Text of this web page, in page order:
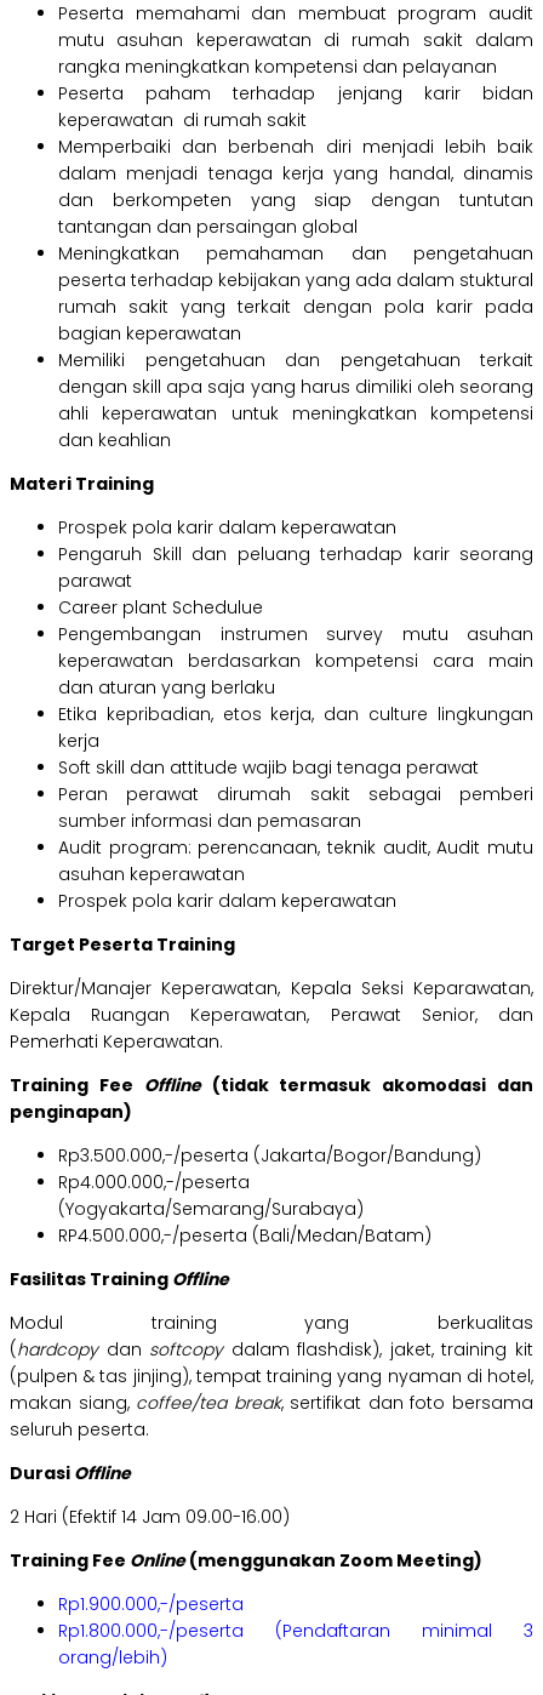
Peserta memahami dan membuat program audit
mutu asuhan keperawatan di rumah sakit dalam
rangka meningkatkan kompetensi dan pelayanan
Peserta paham terhadap jenjang karir bidan
keperawatan di rumah sakit
Memperbaiki dan berbenah diri menjadi lebih baik
dalam menjadi tenaga kerja yang handal, dinamis
dan berkompeten yang siap dengan tuntutan
tantangan dan persaingan global
Meningkatkan pemahaman dan pengetahuan
peserta terhadap kebijakan yang ada dalam stuktural
rumah sakit yang terkait dengan pola karir pada
bagian keperawatan
Memiliki pengetahuan dan pengetahuan terkait
dengan skill apa saja yang harus dimiliki oleh seorang
ahli keperawatan untuk meningkatkan kompetensi
dan keahlian
Materi Training
Prospek pola karir dalam keperawatan
Pengaruh Skill dan peluang terhadap karir seorang
parawat
Career plant Schedulue
Pengembangan instrumen survey mutu asuhan
keperawatan berdasarkan kompetensi cara main
dan aturan yang berlaku
Etika kepribadian, etos kerja, dan culture lingkungan
kerja
Soft skill dan attitude wajib bagi tenaga perawat
Peran perawat dirumah sakit sebagai pemberi
sumber informasi dan pemasaran
Audit program: perencanaan, teknik audit, Audit mutu
asuhan keperawatan
Prospek pola karir dalam keperawatan
Target Peserta Training
Direktur/Manajer Keperawatan, Kepala Seksi Keparawatan,
Kepala Ruangan Keperawatan, Perawat Senior, dan
Pemerhati Keperawatan.
Training Fee Offline (tidak termasuk akomodasi dan
penginapan)
Rp3.500.000,-/peserta (Jakarta/Bogor/Bandung)
Rp4.000.000,-/peserta
(Yogyakarta/Semarang/Surabaya)
RP4.500.000,-/peserta (Bali/Medan/Batam)
Fasilitas Training Offline
Modul training yang berkualitas
(hardcopydan softcopy dalam flashdisk), jaket, training kit
(pulpen & tas jinjing), tempat training yang nyaman di hotel,
makan siang, coffee/tea break, sertifikat dan foto bersama
seluruh peserta.
Durasi Offline
2 Hari (Efektif 14 Jam 09.00-16.00)
Training Fee Online(menggunakan Zoom Meeting)
Rp1.900.000,-/peserta
Rp1.800.000,-/peserta (Pendaftaran minimal 3
orang/lebih)